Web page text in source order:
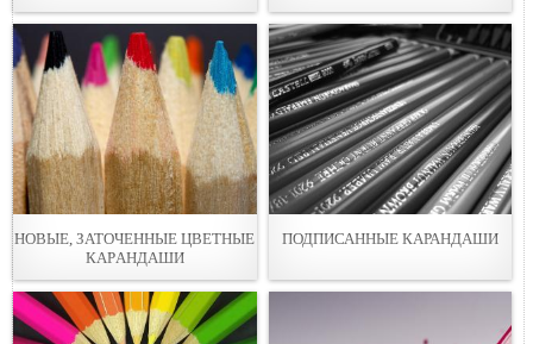
НОВЫЕ, ЗАТОЧЕННЫE ЦВЕТНЫЕ
КАРAНДАШИ
ПОДПИСАННЫE КАРАНДАШИ